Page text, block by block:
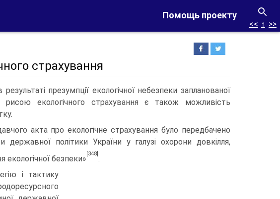
Помощь проекту
<< ↑ >>
страхування
презумпції екологічної небезпеки запланованої
рисою екологічного страхування є також можливість
акта про екологічне страхування було передбачено
політики України у галузі охоро­ни довкілля,
екологічної безпеки»
[348]
.
і тактику